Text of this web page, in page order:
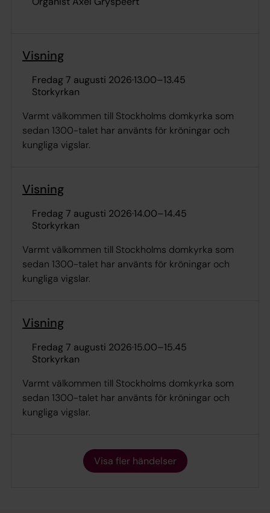
Visning
fredag 7 augusti 2026·13.00–13.45
Storkyrkan
Varmt välkommen till Stockholms domkyrka som
sedan 1300-talet har använts för kröningar och
kungliga vigslar.
Visning
fredag 7 augusti 2026·14.00–14.45
Storkyrkan
Varmt välkommen till Stockholms domkyrka som
sedan 1300-talet har använts för kröningar och
kungliga vigslar.
Visning
fredag 7 augusti 2026·15.00–15.45
Storkyrkan
Varmt välkommen till Stockholms domkyrka som
sedan 1300-talet har använts för kröningar och
kungliga vigslar.
Visa fler händelser